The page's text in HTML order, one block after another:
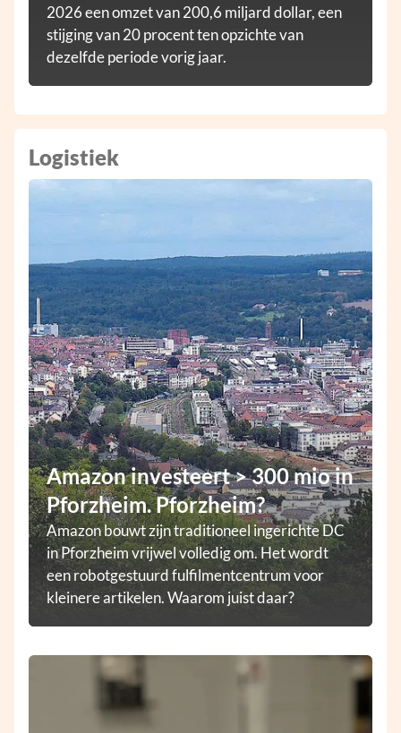
2026 een omzet van 200,6 miljard dollar, een
stijging van 20 procent ten opzichte van
dezelfde periode vorig jaar.
Logistiek
Amazon investeert > 300 mio in
Pforzheim. Pforzheim?
Amazon bouwt zijn traditioneel ingerichte DC
in Pforzheim vrijwel volledig om. Het wordt
een robotgestuurd fulfilmentcentrum voor
kleinere artikelen. Waarom juist daar?